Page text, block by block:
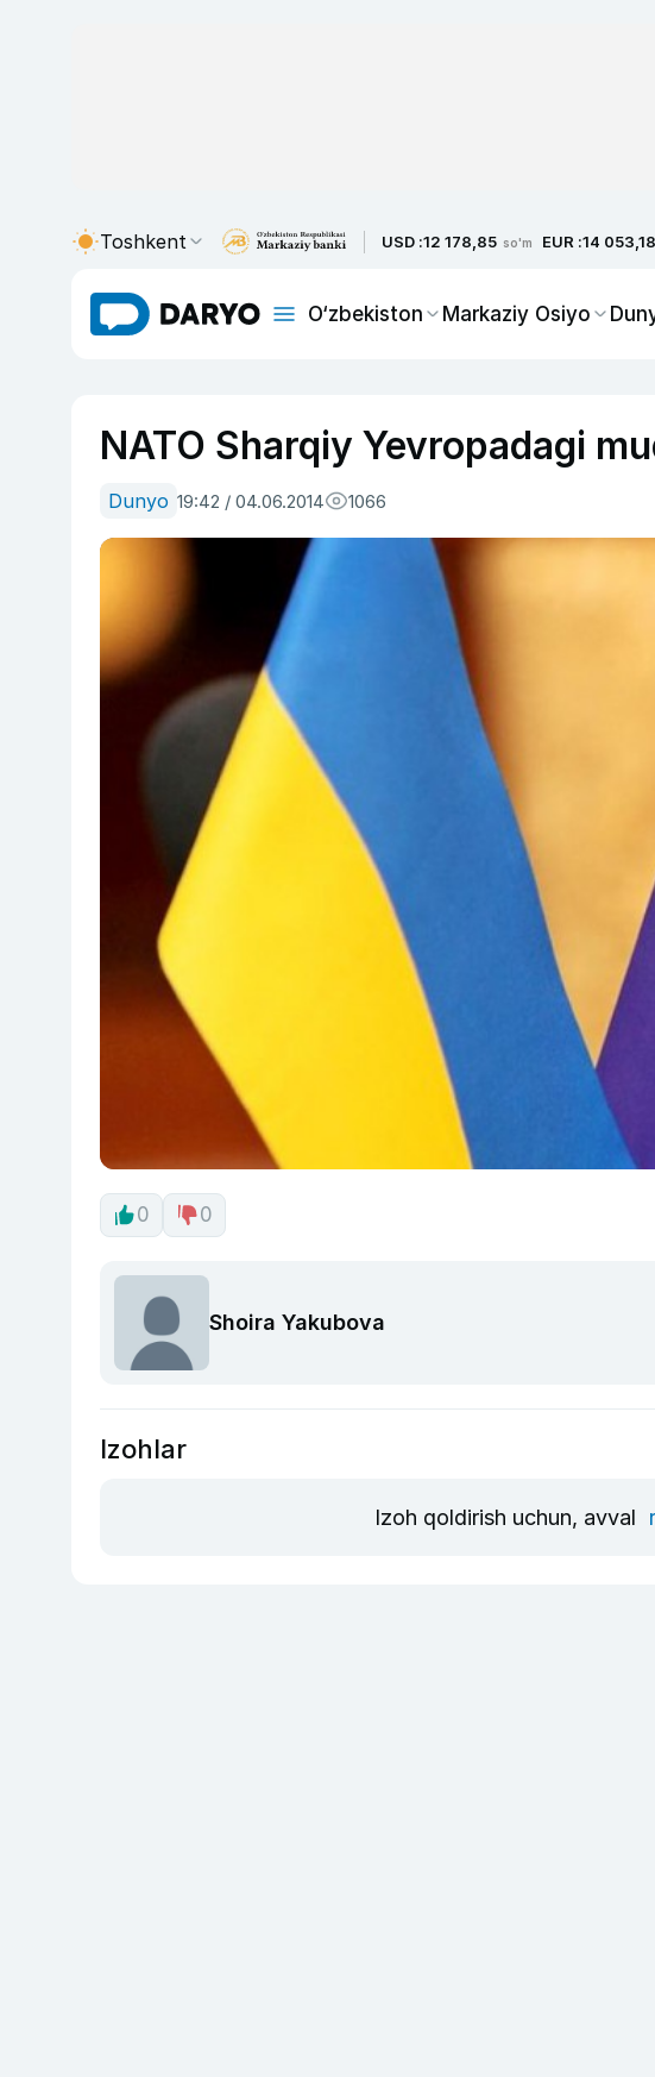
Toshkent USD :12 178,85 so'm EUR :14 053,18
O‘zbekiston Markaziy Osiyo
NATO Sharqiy Yevropadagi
Dunyo 19:42 / 04.06.2014 1066
0 0
Shoira Yakubova
Izohlar
Izoh qoldirish uchun, avval